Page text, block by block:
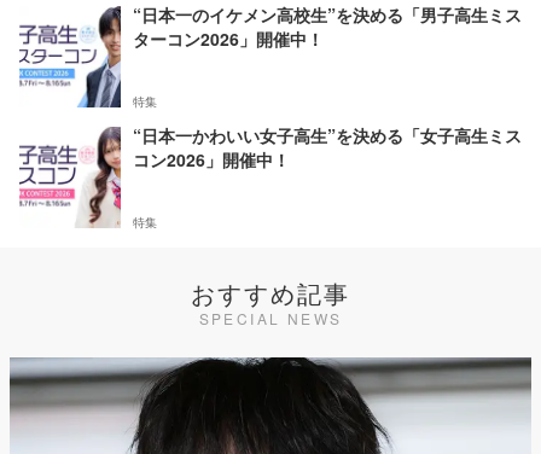
“日本一のイケメン高校生”を決める「男子高生ミス
ターコン2026」開催中！
特集
“日本一かわいい女子高生”を決める「女子高生ミス
コン2026」開催中！
特集
おすすめ記事
SPECIAL NEWS